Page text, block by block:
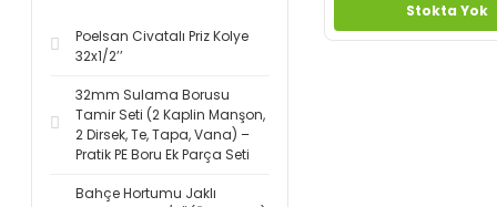
Poelsan Civatalı Priz Kolye
32x1/2’’
32mm Sulama Borusu
Tamir Seti (2 Kaplin Manşon,
2 Dirsek, Te, Tapa, Vana) –
Pratik PE Boru Ek Parça Seti
Bahçe Hortumu Jaklı
Stokta Yok